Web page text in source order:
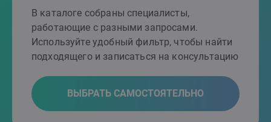
В каталоге собраны специалисты,
работающие с разными запросами.
Используйте удобный фильтр, чтобы найти
подходящего и записаться на консультацию
ВЫБРАТЬ САМОСТОЯТЕЛЬНО